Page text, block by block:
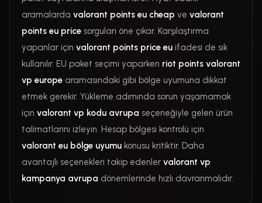
aramalarda valorant points eu cheap ve valorant
points eu price sorguları öne çıkar. Karşılaştırma
yapanlar için valorant points price eu ifadesi de sık
kullanılır. EU paket seçimi yaparken riot points valorant
vp europe aramasındaki gibi bölge uyumuna dikkat
etmek gerekir. Yükleme adımında sorun yaşamamak
için valorant vp kodu avrupa seçeneğiyle gelen ürün
talimatlarını izleyin. Hesap bölgesi kontrolü için
valorant eu bölge uyumu konusu kritiktir. Daha
avantajlı seçenekleri takip edenler valorant vp
kampanya avrupa dönemlerinde hızlı davranmalıdır.